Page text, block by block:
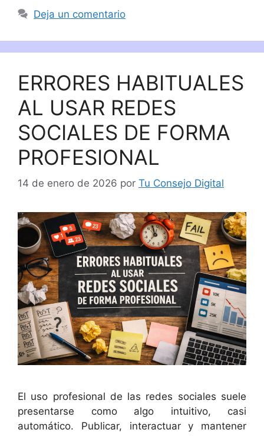
Deja un comentario
ERRORES HABITUALES
AL USAR REDES
SOCIALES DE FORMA
PROFESIONAL
14 de enero de 2026 por Tu Consejo Digital
El uso profesional de las redes sociales suele
presentarse como algo intuitivo, casi
automático. Publicar, interactuar y mantener